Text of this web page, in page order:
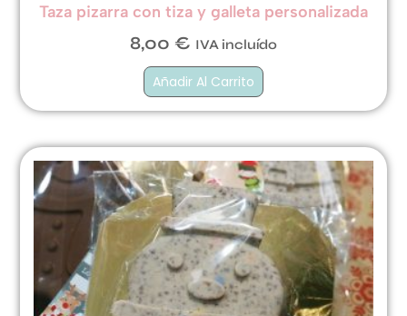
Taza pizarra con tiza y galleta personalizada
8,00 € IVA incluído
Añadir Al Carrito